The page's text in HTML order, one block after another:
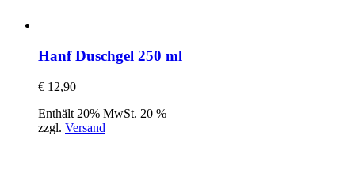
Hanf Duschgel 250 ml
€ 12,90
Enthält 20% MwSt. 20 %
zzgl. Versand